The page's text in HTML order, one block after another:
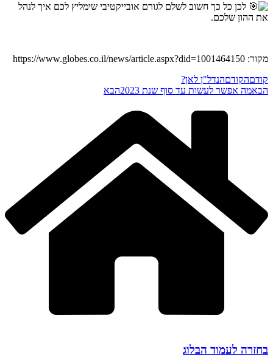
לכן כל כך חשוב לשלם לגורם אובייקטיבי שימליץ לכם איך לנהל
את ההון שלכם.
מקור: https://www.globes.co.il/news/article.aspx?did=1001464150
קודםהקודםהנדל"ן לאן?
הבאמה אפשר לעשות עד סוף שנת 2023 הבא
בחזרה לעמוד הבלוג